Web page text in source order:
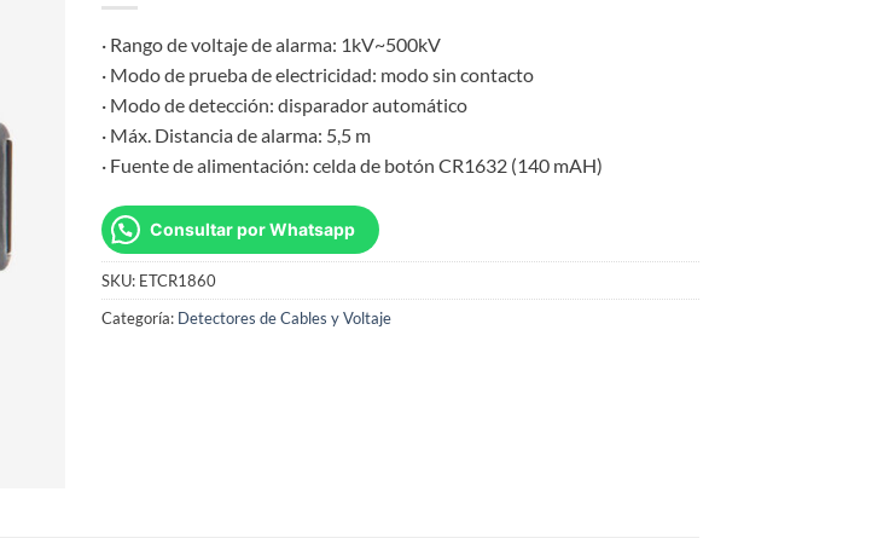
· Rango de voltaje de alarma: 1kV~500kV
· Modo de prueba de electricidad: modo sin contacto
· Modo de detección: disparador automático
· Máx. Distancia de alarma: 5,5 m
· Fuente de alimentación: celda de botón CR1632 (140 mAH)
Consultar por Whatsapp
SKU: ETCR1860
Categoría: Detectores de Cables y Voltaje